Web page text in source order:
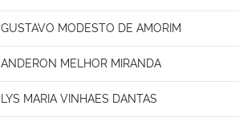
GUSTAVO MODESTO DE AMORIM
ANDERON MELHOR MIRANDA
LYS MARIA VINHAES DANTAS